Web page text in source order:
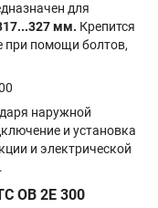
для
мм. Крепится
при помощи болтов,
наружной
и установка
и электрической
ОВ 2Е 300